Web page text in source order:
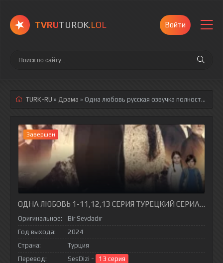
TVRUTUROK.LOL Войти
TURK-RU » Драма » Одна любовь русская озвучка полностью смотреть онлайн!
Завершен
ОДНА ЛЮБОВЬ 1-11,12,13 СЕРИЯ ТУРЕЦКИЙ СЕРИАЛ НА
Оригинальное:
Bir Sevdadır
Год выхода:
2024
Страна:
Турция
Перевод:
SesDizi -
13 серия